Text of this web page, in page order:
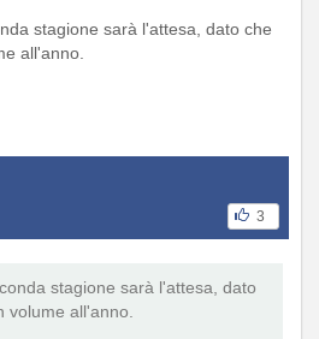
stagione sarà l'attesa, dato che
all'anno.
3
stagione sarà l'attesa, dato
volume all'anno.